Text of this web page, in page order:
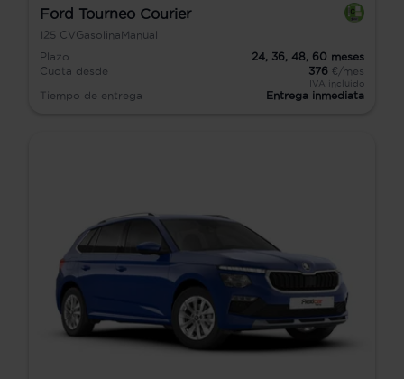
Ford Tourneo Courier
125 CVGasolina Manual
Plazo
24, 36, 48, 60 meses
Cuota desde
376 €/mes
IVA incluido
Tiempo de entrega Entrega inmediata